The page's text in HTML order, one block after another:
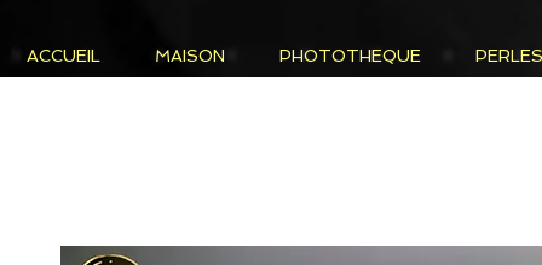
ACCUEIL MAISON PHOTOTHEQUE PERLES